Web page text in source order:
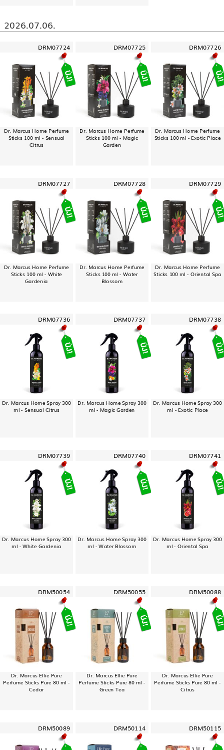
2026.07.06.
DRM07724
Dr. Marcus Home Perfume
Sticks 100 ml - Sensual
Citrus
DRM07725
Dr. Marcus Home Perfume
Sticks 100 ml - Magic
Garden
DRM07726
Dr. Marcus Home Perfume
Sticks 100 ml - Exotic Place
DRM07727
Dr. Marcus Home Perfume
Sticks 100 ml - White
Gardenia
DRM07728
Dr. Marcus Home Perfume
Sticks 100 ml - Water
Blossom
DRM07729
Dr. Marcus Home Perfume
Sticks 100 ml - Oriental Spa
DRM07736
Dr. Marcus Home Spray 300
ml - Sensual Citrus
DRM07737
Dr. Marcus Home Spray 300
ml - Magic Garden
DRM07738
Dr. Marcus Home Spray 300
ml - Exotic Place
DRM07739
Dr. Marcus Home Spray 300
ml - White Gardenia
DRM07740
Dr. Marcus Home Spray 300
ml - Water Blossom
DRM07741
Dr. Marcus Home Spray 300
ml - Oriental Spa
DRM50054
Dr. Marcus Ellie Pure
Perfume Sticks Pure 80 ml -
Cedar
DRM50055
Dr. Marcus Ellie Pure
Perfume Sticks Pure 80 ml -
Green Tea
DRM50088
Dr. Marcus Ellie Pure
Perfume Sticks Pure 80 ml -
Citrus
DRM50089 DRM50114 DRM50115